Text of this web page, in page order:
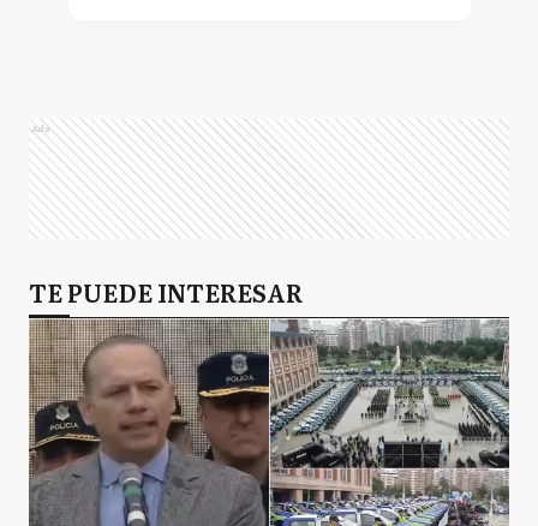
Ads
TE PUEDE INTERESAR